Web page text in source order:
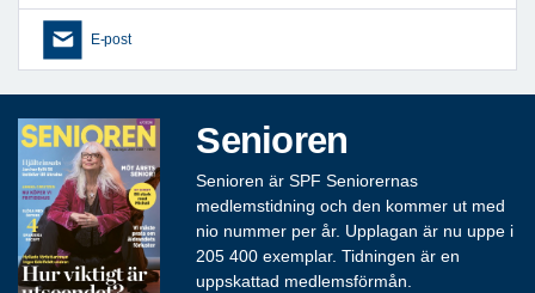
E-post
Senioren
Senioren är SPF Seniorernas
medlemstidning och den kommer ut med
nio nummer per år. Upplagan är nu uppe i
205 400 exemplar. Tidningen är en
uppskattad medlemsförmån.